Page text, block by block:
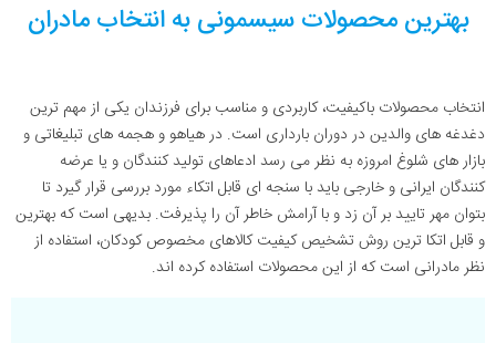
بهترین محصولات سیسمونی به انتخاب مادران
انتخاب محصولات باکیفیت، کاربردی و مناسب برای فرزندان یکی از مهم ترین
دغدغه های والدین در دوران بارداری است. در هیاهو و هجمه های تبلیغاتی و
بازار های شلوغ امروزه به نظر می رسد ادعاهای تولید کنندگان و یا عرضه
کنندگان ایرانی و خارجی باید با سنجه ای قابل اتکاء مورد بررسی قرار گیرد تا
بتوان مهر تایید بر آن زد و با آرامش خاطر آن را پذیرفت. بدیهی است که بهترین
و قابل اتکا ترین روش تشخیص کیفیت کالاهای مخصوص کودکان، استفاده از
نظر مادرانی است که از این محصولات استفاده کرده اند.